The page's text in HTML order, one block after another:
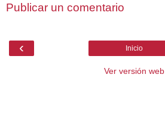
Publicar un comentario
‹ Inicio
Ver versión web